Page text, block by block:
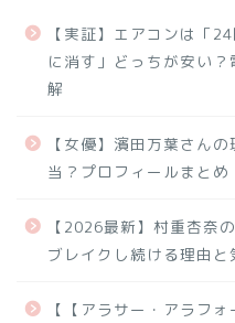
【実証】エアコンは「
に消す」どっちが安い
解
【女優】濱田万葉さん
当？プロフィールまとめ
【2026最新】村重杏奈
ブレイクし続ける理由と
【【アラサー・アラフ